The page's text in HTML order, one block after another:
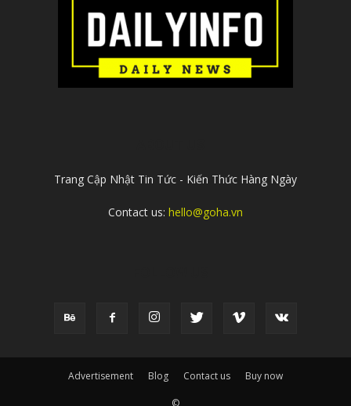
Trang Cập Nhật Tin Tức - Kiến Thức Hàng Ngày
Contact us: hello@goha.vn
Advertisement Blog Contact us Buy now
©